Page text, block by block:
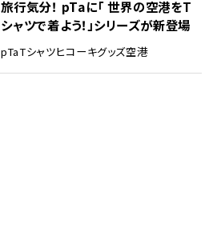
旅行気分！ pTaに「 世界の空港をT
シャツで着よう！」シリーズが新登場
pTaTシャツヒコーキグッズ空港